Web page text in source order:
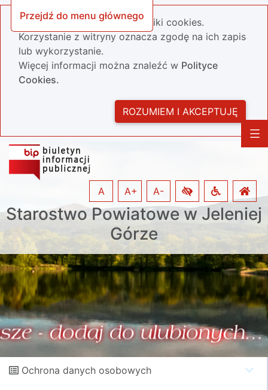
Przejdź do menu głównego
Nasza strona wykorzystuje pliki cookies.
Korzystanie z witryny oznacza zgodę na ich zapis
lub wykorzystanie.
Więcej informacji można znaleźć w Polityce
Cookies.
ROZUMIEM I AKCEPTUJĘ
Starostwo Powiatowe w Jeleniej
Górze
A A+ A-
Ochrona danych osobowych